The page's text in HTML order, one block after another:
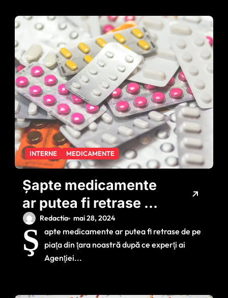
caută soluții pentru
pacienții din
România
INTERNE MEDICAMENTE
Şapte medicamente
ar putea fi retrase din
România / Solicitarea
Comisiei Europene
Redactia mai 28, 2024
Ş apte medicamente ar putea fi retrase de pe
piaţa din ţara noastră după ce experţi ai
Agenţiei...